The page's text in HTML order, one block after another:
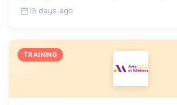
19 days ago
TRAINING